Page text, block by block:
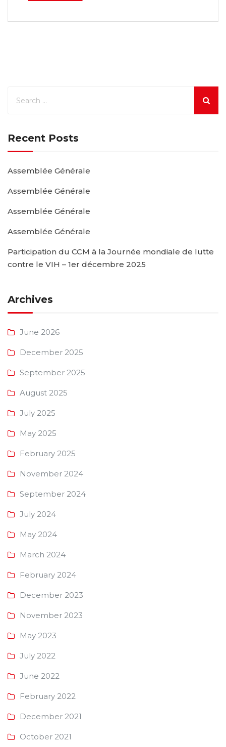
Recent Posts
Assemblée Générale
Assemblée Générale
Assemblée Générale
Assemblée Générale
Participation du CCM à la Journée mondiale de lutte
contre le VIH – 1er décembre 2025
Archives
June 2026
December 2025
September 2025
August 2025
July 2025
May 2025
February 2025
November 2024
September 2024
July 2024
May 2024
March 2024
February 2024
December 2023
November 2023
May 2023
July 2022
June 2022
February 2022
December 2021
October 2021